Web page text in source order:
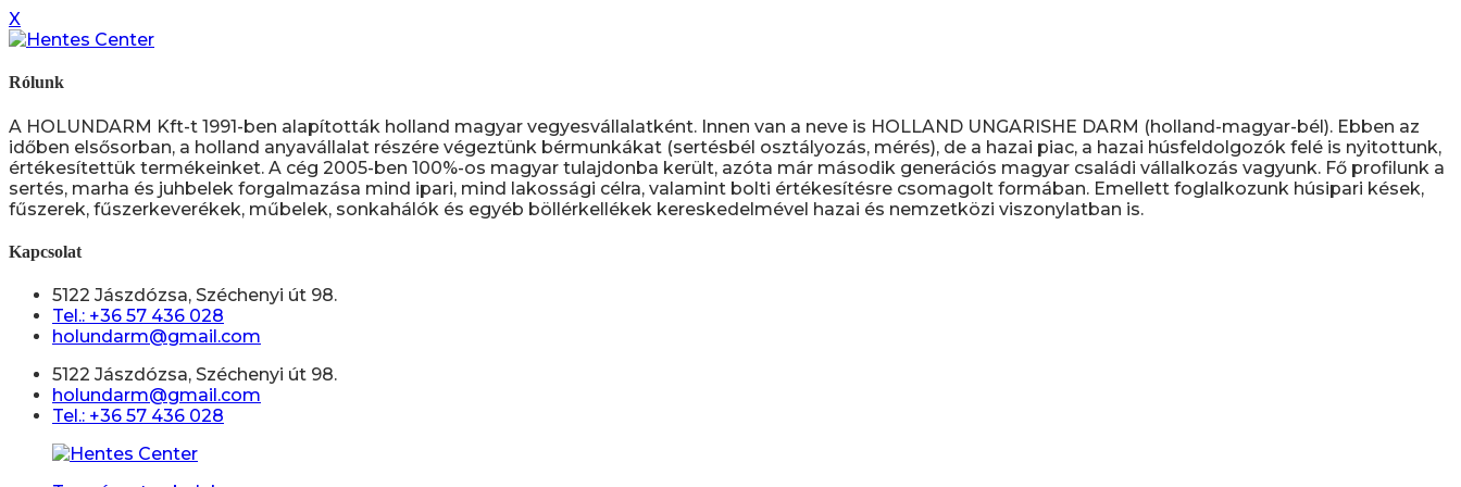
X
Rólunk
A HOLUNDARM Kft-t 1991-ben alapították holland magyar vegyesvállalatként. Innen van a neve is HOLLAND UNGARISHE DARM (holland-magyar-bél). Ebben az
időben elsősorban, a holland anyavállalat részére végeztünk bérmunkákat (sertésbél osztályozás, mérés), de a hazai piac, a hazai húsfeldolgozók felé is nyitottunk,
értékesítettük termékeinket. A cég 2005-ben 100%-os magyar tulajdonba került, azóta már második generációs magyar családi vállalkozás vagyunk. Fő profilunk a
sertés, marha és juhbelek forgalmazása mind ipari, mind lakossági célra, valamint bolti értékesítésre csomagolt formában. Emellett foglalkozunk húsipari kések,
fűszerek, fűszerkeverékek, műbelek, sonkahálók és egyéb böllérkellékek kereskedelmével hazai és nemzetközi viszonylatban is.
Kapcsolat
5122 Jászdózsa, Széchenyi út 98.
Tel.: +36 57 436 028
holundarm@gmail.com
5122 Jászdózsa, Széchenyi út 98.
holundarm@gmail.com
Tel.: +36 57 436 028